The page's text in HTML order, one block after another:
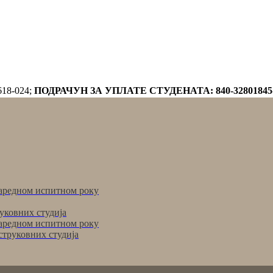
024; ПОДРАЧУН ЗА УПЛАТЕ СТУДЕНАТА: 840-
испитном року
студија
студија
испитном року